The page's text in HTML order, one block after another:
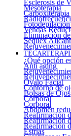
Esclerosis de
Mesoterapia
Carboxiterapia
Vendas
Eliminación
Sequex
¿Qué opción
Anti aging
Óvalo Facial
Contorno de
Bolsas de Ojos
Corporal
Corporal
Abdomen
Reafirmación
Reafirmación
Reafirmación
Estrías